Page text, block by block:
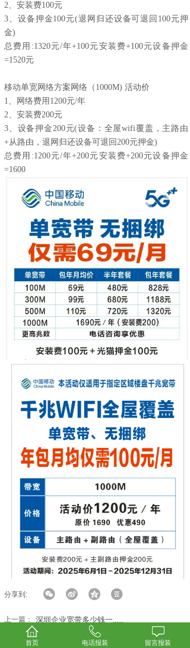
2、安装费100元
3、设备押金100元(退网归还设备可退回100元押
金)
总费用:1320元/年+100元安装费+100元设备押金
=1520元
移动单宽网络方案网络（1000M) 活动价
1、网络费用1200元/年
2、安装费200元
3、设备押金200元(设备：全屋wifi覆盖，主路由
+从路由，退网归还设备可退回200元押金)
总费用:1200元/年+200元安装费+200元设备押金
=1600
分享到:
上一篇： 深圳企业宽带多少钱一......
下一篇： 深圳宽带办理中心/宝......
首页 电话报装 留言报装